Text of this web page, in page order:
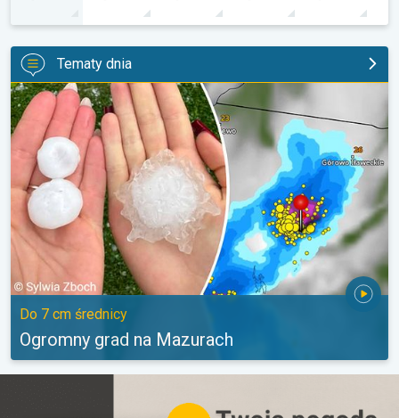
Tematy dnia
Ogromny grad na Mazurach. Do 7 cm średnicy. . .
Do 7 cm średnicy
Ogromny grad na Mazurach